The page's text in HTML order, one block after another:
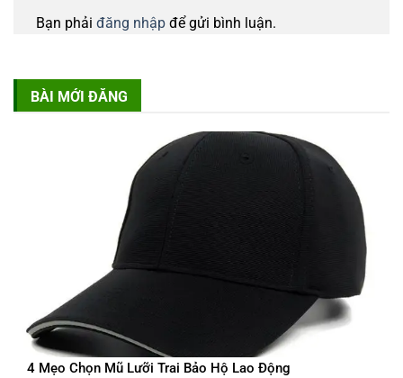
Bạn phải đăng nhập để gửi bình luận.
BÀI MỚI ĐĂNG
4 Mẹo Chọn Mũ Lưỡi Trai Bảo Hộ Lao Động